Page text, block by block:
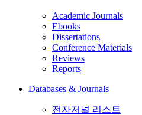
Academic Journals
Ebooks
Dissertations
Conference Materials
Reviews
Reports
Databases & Journals
전자저널 리스트